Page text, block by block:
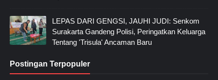
LEPAS DARI GENGSI, JAUHI JUDI: Senkom
Surakarta Gandeng Polisi, Peringatkan Keluarga
Tentang 'Trisula' Ancaman Baru
Postingan Terpopuler